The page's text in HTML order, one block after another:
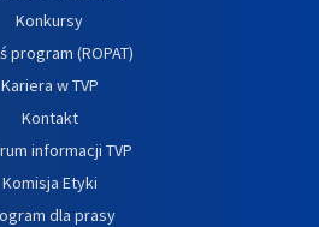
Konkursy
program (ROPAT)
Kariera w TVP
Kontakt
informacji TVP
Komisja Etyki
dla prasy